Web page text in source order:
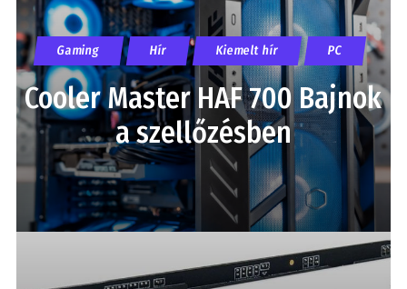
Gaming Hír Kiemelt hír PC
Cooler Master HAF 700 Bajnok
a szellőzésben